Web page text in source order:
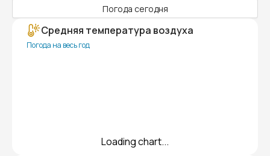
Погода сегодня
Средняя температура воздуха
Погода на весь год
Loading chart...